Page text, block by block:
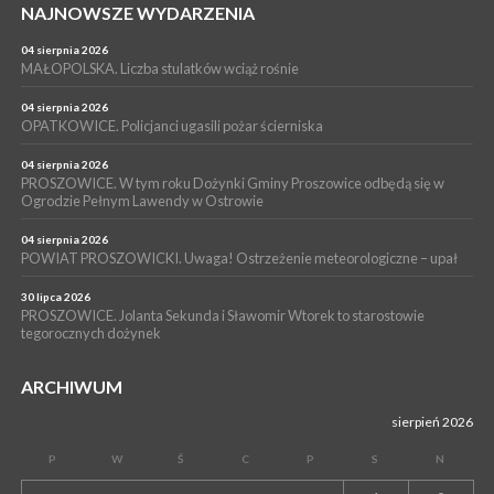
15 lipca 2026
Czwartki w Bibliotece”
14 lipca 2026
PROSZOWICE. 26 lipca odbędzie się XII Marsz Rzeczpospolitej
WYDARZENIA
13 lipca 2026
Szpitalu im. Ojca Rafała z Proszowic już działa
NAJNOWSZE WYDARZENIA
04 sierpnia 2026
MAŁOPOLSKA. Liczba stulatków wciąż rośnie
04 sierpnia 2026
OPATKOWICE. Policjanci ugasili pożar ścierniska
04 sierpnia 2026
PROSZOWICE. W tym roku Dożynki Gminy Proszowice odbędą się w
Ogrodzie Pełnym Lawendy w Ostrowie
04 sierpnia 2026
POWIAT PROSZOWICKI. Uwaga! Ostrzeżenie meteorologiczne – upał
30 lipca 2026
PROSZOWICE. Jolanta Sekunda i Sławomir Wtorek to starostowie
tegorocznych dożynek
ARCHIWUM
sierpień 2026
P W Ś C P S N